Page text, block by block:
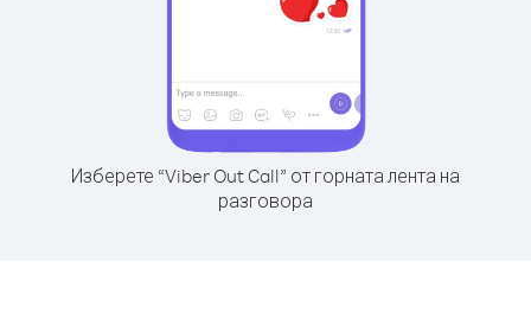
Изберете “Viber Out Call” от горната лента на
разговора